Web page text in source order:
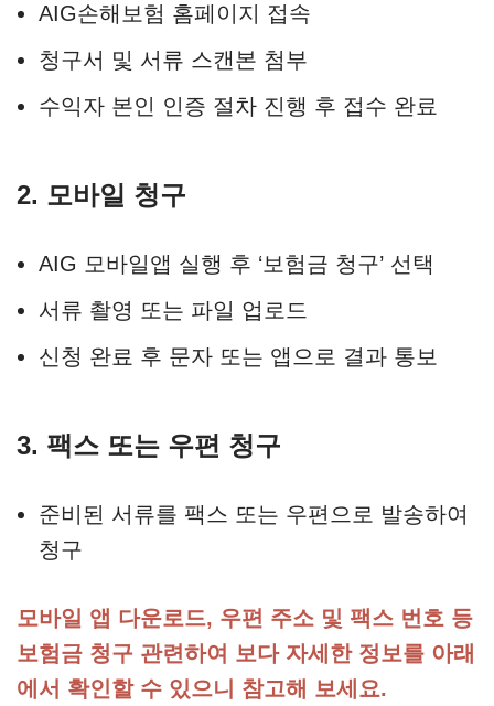
AIG손해보험 홈페이지 접속
청구서 및 서류 스캔본 첨부
수익자 본인 인증 절차 진행 후 접수 완료
2. 모바일 청구
AIG 모바일앱 실행 후 ‘보험금 청구’ 선택
서류 촬영 또는 파일 업로드
신청 완료 후 문자 또는 앱으로 결과 통보
3. 팩스 또는 우편 청구
준비된 서류를 팩스 또는 우편으로 발송하여
청구
모바일 앱 다운로드, 우편 주소 및 팩스 번호 등
보험금 청구 관련하여 보다 자세한 정보를 아래
에서 확인할 수 있으니 참고해 보세요.